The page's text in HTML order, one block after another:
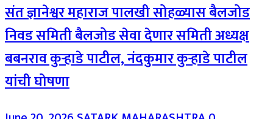
संत ज्ञानेश्वर महाराज पालखी सोहळ्यास बैलजोड
निवड समिती बैलजोड सेवा देणार समिती अध्यक्ष
बबनराव कुऱ्हाडे पाटील, नंदकुमार कुऱ्हाडे पाटील
यांची घोषणा